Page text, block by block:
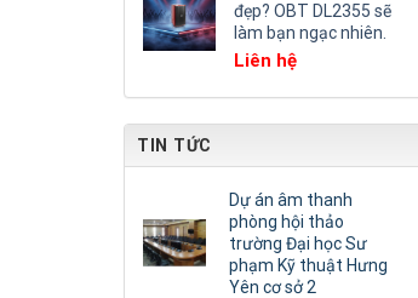
đẹp? OBT DL2355 sẽ
làm bạn ngạc nhiên.
Liên hệ
TIN TỨC
Dự án âm thanh
phòng hội thảo
trường Đại học Sư
phạm Kỹ thuật Hưng
Yên cơ sở 2